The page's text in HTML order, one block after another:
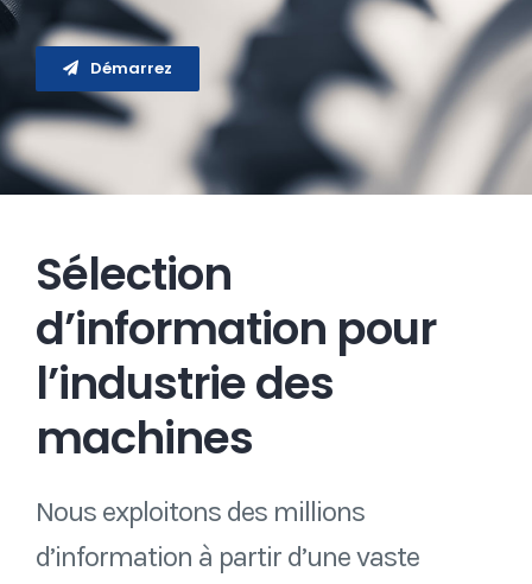
Démarrez
Sélection
d’information pour
l’industrie des
machines
Nous exploitons des millions
d’information à partir d’une vaste